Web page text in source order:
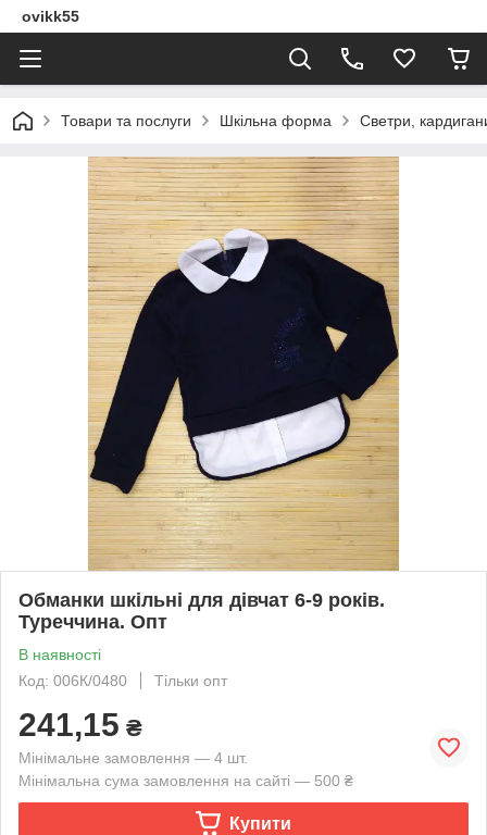
ovikk55
Товари та послуги Шкільна форма Светри,
Обманки шкільні для дівчат 6-9 років.
Туреччина. Опт
В наявності
Код: 006К/0480
Тільки опт
241,15 ₴
Мінімальне замовлення — 4 шт.
Мінімальна сума замовлення на сайті — 500 ₴
Купити